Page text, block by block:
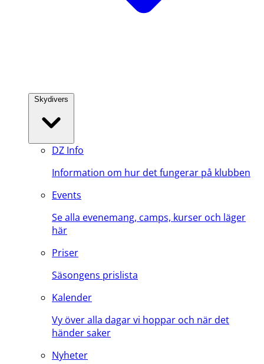
Skydivers
DZ Info
Information om hur det fungerar på klubben
Events
Se alla evenemang, camps, kurser och läger
här
Priser
Säsongens prislista
Kalender
Vy över alla dagar vi hoppar och när det
händer saker
Nyheter